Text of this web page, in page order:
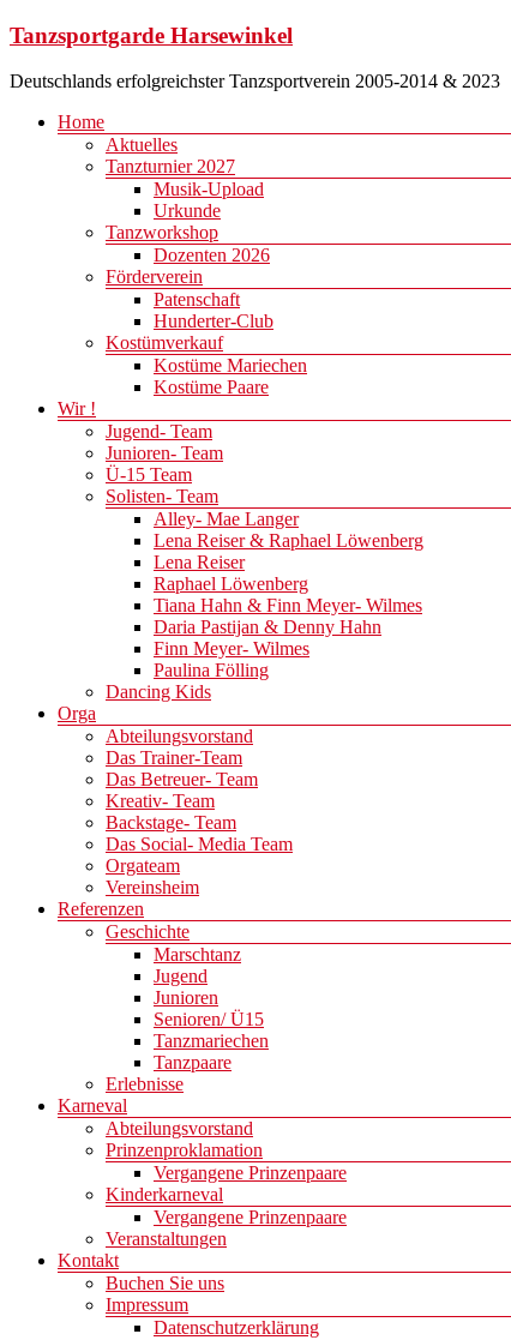
Zum
springen
Tanzsportgarde Harsewinkel
Deutschlands erfolgreichster Tanzsportverein 2005-2014 & 2023
Menü
Home
Aktuelles
Tanzturnier 2027
Musik-Upload
Urkunde
Tanzworkshop
Dozenten 2026
Förderverein
Patenschaft
Hunderter-Club
Kostümverkauf
Kostüme Mariechen
Kostüme Paare
Wir !
Jugend- Team
Junioren- Team
Ü-15 Team
Solisten- Team
Alley- Mae Langer
Lena Reiser & Raphael Löwenberg
Lena Reiser
Raphael Löwenberg
Tiana Hahn & Finn Meyer- Wilmes
Daria Pastijan & Denny Hahn
Finn Meyer- Wilmes
Paulina Fölling
Dancing Kids
Orga
Abteilungsvorstand
Das Trainer-Team
Das Betreuer- Team
Kreativ- Team
Backstage- Team
Das Social- Media Team
Orgateam
Vereinsheim
Referenzen
Geschichte
Marschtanz
Jugend
Junioren
Senioren/ Ü15
Tanzmariechen
Tanzpaare
Erlebnisse
Karneval
Abteilungsvorstand
Prinzenproklamation
Vergangene Prinzenpaare
Kinderkarneval
Vergangene Prinzenpaare
Veranstaltungen
Kontakt
Buchen Sie uns
Impressum
Datenschutzerklärung